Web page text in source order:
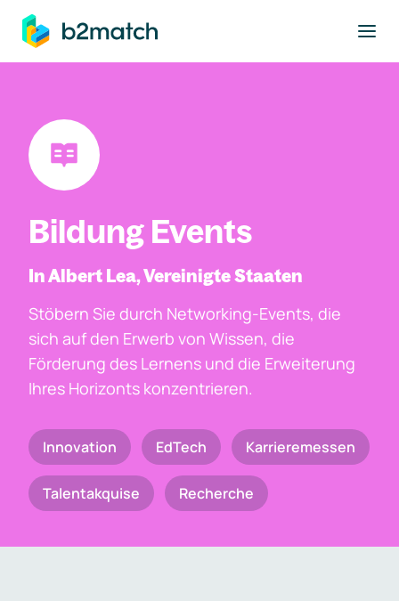
springen
Bildung Events
In Albert Lea, Vereinigte Staaten
Stöbern Sie durch Networking-Events, die
sich auf den Erwerb von Wissen, die
Förderung des Lernens und die Erweiterung
Ihres Horizonts konzentrieren.
Innovation EdTech Karrieremessen
Talentakquise Recherche